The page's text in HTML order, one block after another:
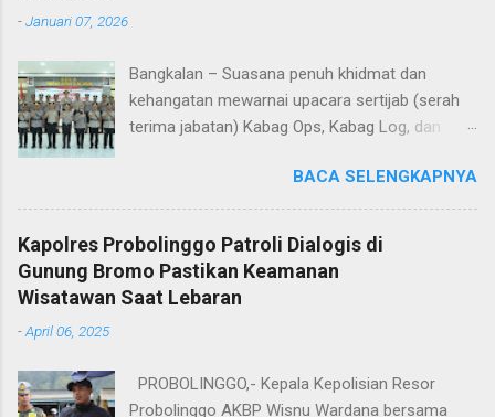
-Januari 07, 2026
Bangkalan – Suasana penuh khidmat dan
kehangatan mewarnai upacara sertijab (serah
terima jabatan) Kabag Ops, Kabag Log, dan
Aula Sarja Arya Racana Polres Bangkalan, Rabu
(07/01/2026). Upacara tersebut menjadi
momen penting bagi jajaran Polres Bangkalan,
bukan hanya sebagai pergantian jabatan
struktural, tetapi juga sebagai bentuk regenerasi
jabatan Kabag Log Polres Bangkalan untuk
BACA SELENGKAPNYA
Kapolres Probolinggo Patroli Dialogis di
Gunung Bromo Pastikan Keamanan
Wisatawan Saat Lebaran
-April 06, 2025
PROBOLINGGO,- Kepala Kepolisian Resor
Probolinggo AKBP Wisnu Wardana bersama